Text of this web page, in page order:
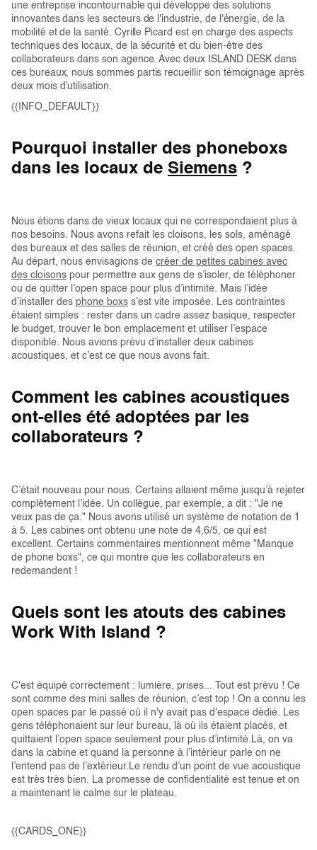
une entreprise incontournable qui développe des solutions
innovantes dans les secteurs de l'industrie, de l'énergie, de la
mobilité et de la santé. Cyrille Picard est en charge des aspects
techniques des locaux, de la sécurité et du bien-être des
collaborateurs dans son agence. Avec deux ISLAND DESK dans
ces bureaux, nous sommes partis recueillir son témoignage après
deux mois d’utilisation.
{{INFO_DEFAULT}}
Pourquoi installer des phoneboxs
dans les locaux de Siemens ?
Nous étions dans de vieux locaux qui ne correspondaient plus à
nos besoins. Nous avons refait les cloisons, les sols, aménagé
des bureaux et des salles de réunion, et créé des open spaces.
Au départ, nous envisagions de créer de petites cabines avec
des cloisons pour permettre aux gens de s’isoler, de téléphoner
ou de quitter l’open space pour plus d’intimité. Mais l’idée
d’installer des phone boxs s’est vite imposée. Les contraintes
étaient simples : rester dans un cadre assez basique, respecter
le budget, trouver le bon emplacement et utiliser l’espace
disponible. Nous avions prévu d’installer deux cabines
acoustiques, et c’est ce que nous avons fait.
Comment les cabines acoustiques
ont-elles été adoptées par les
collaborateurs ?
C’était nouveau pour nous. Certains allaient même jusqu’à rejeter
complètement l’idée. Un collègue, par exemple, a dit : "Je ne
veux pas de ça." Nous avons utilisé un système de notation de 1
à 5. Les cabines ont obtenu une note de 4,6/5, ce qui est
excellent. Certains commentaires mentionnent même "Manque
de phone boxs", ce qui montre que les collaborateurs en
redemandent !
Quels sont les atouts des cabines
Work With Island ?
C'est équipé correctement : lumière, prises... Tout est prévu ! Ce
sont comme des mini salles de réunion, c’est top ! On a connu les
open spaces par le passé où il n'y avait pas d'espace dédié. Les
gens téléphonaient sur leur bureau, là où ils étaient placés, et
quittaient l’open space seulement pour plus d’intimité.Là, on va
dans la cabine et quand la personne à l’intérieur parle on ne
l’entend pas de l’extérieur.Le rendu d’un point de vue acoustique
est très très bien. La promesse de confidentialité est tenue et on
a maintenant le calme sur le plateau.
{{CARDS_ONE}}